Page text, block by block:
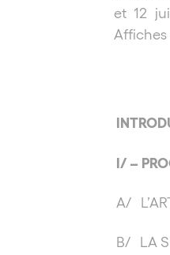
et 12
Affiches
I/ –
A/
B/ LA